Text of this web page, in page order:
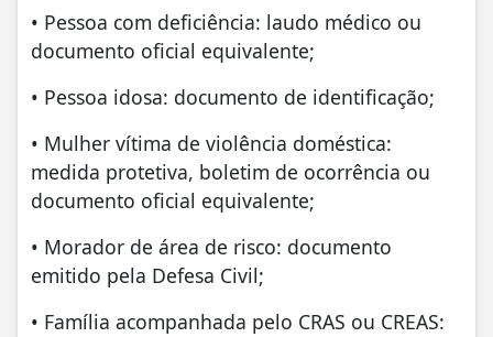
• Pessoa com deficiência: laudo médico ou
documento oficial equivalente;
• Pessoa idosa: documento de identificação;
• Mulher vítima de violência doméstica:
medida protetiva, boletim de ocorrência ou
documento oficial equivalente;
• Morador de área de risco: documento
emitido pela Defesa Civil;
• Família acompanhada pelo CRAS ou CREAS: